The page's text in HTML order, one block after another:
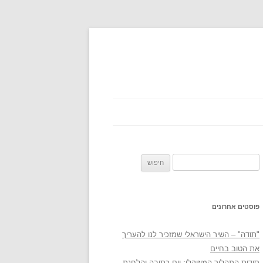
פוסטים אחרונים
"תודה" – השיר הישראלי שמזכיר לנו להעריך
את הטוב בחיים